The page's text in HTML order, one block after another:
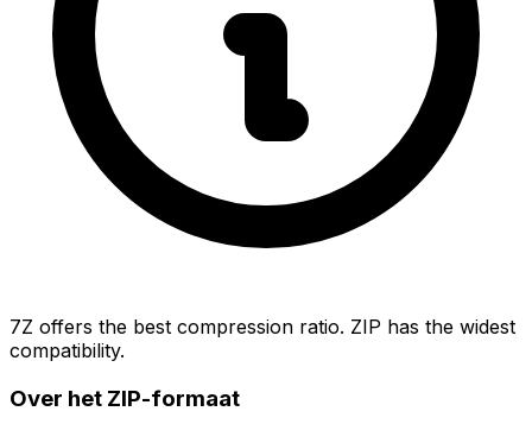
7Z offers the best compression ratio. ZIP has the widest
compatibility.
Over het ZIP-formaat